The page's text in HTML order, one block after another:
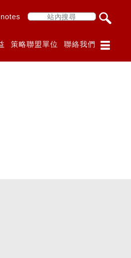
聯絡我們
策略聯盟單位